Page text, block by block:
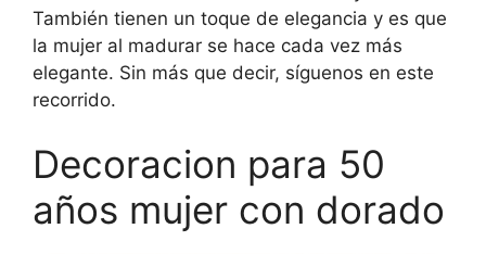
También tienen un toque de elegancia y es que
la mujer al madurar se hace cada vez más
elegante. Sin más que decir, síguenos en este
recorrido.
Decoracion para 50
años mujer con dorado